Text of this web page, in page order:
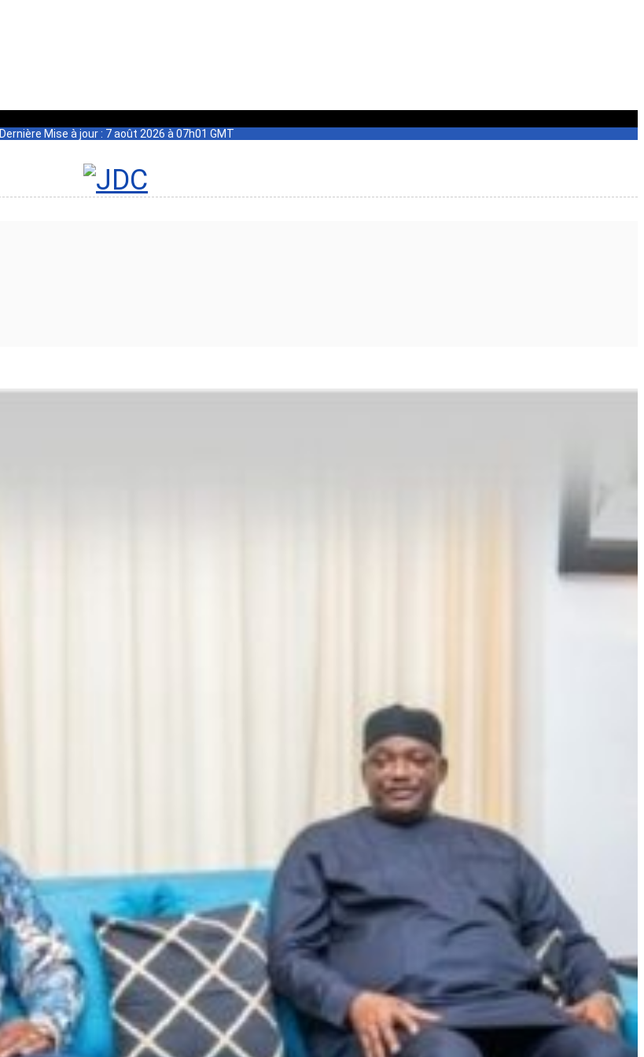
Dernière Mise à jour : 7 août 2026 à 07h01 GMT